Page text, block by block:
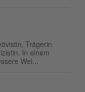
Trä­ge­rin
In einem
Wel...